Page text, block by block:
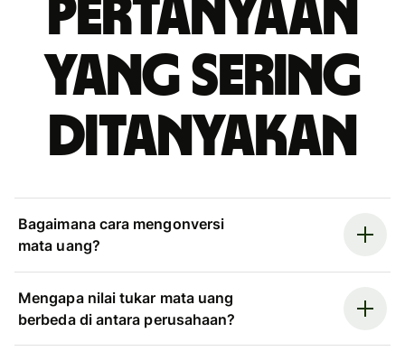
Pertanyaan
yang sering
ditanyakan
Bagaimana cara mengonversi
mata uang?
Mengapa nilai tukar mata uang
berbeda di antara perusahaan?